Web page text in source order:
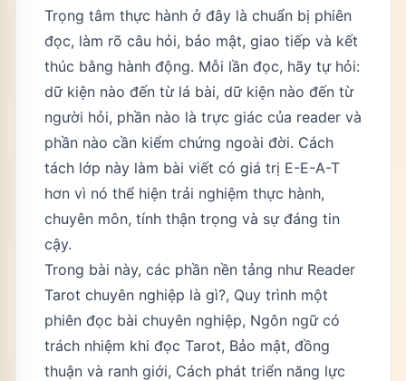
Trọng tâm thực hành ở đây là chuẩn bị phiên
đọc, làm rõ câu hỏi, bảo mật, giao tiếp và kết
thúc bằng hành động. Mỗi lần đọc, hãy tự hỏi:
dữ kiện nào đến từ lá bài, dữ kiện nào đến từ
người hỏi, phần nào là trực giác của reader và
phần nào cần kiểm chứng ngoài đời. Cách
tách lớp này làm bài viết có giá trị E-E-A-T
hơn vì nó thể hiện trải nghiệm thực hành,
chuyên môn, tính thận trọng và sự đáng tin
cậy.
Trong bài này, các phần nền tảng như Reader
Tarot chuyên nghiệp là gì?, Quy trình một
phiên đọc bài chuyên nghiệp, Ngôn ngữ có
trách nhiệm khi đọc Tarot, Bảo mật, đồng
thuận và ranh giới, Cách phát triển năng lực